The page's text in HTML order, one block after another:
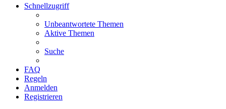
Schnellzugriff
Unbeantwortete Themen
Aktive Themen
Suche
FAQ
Regeln
Anmelden
Registrieren